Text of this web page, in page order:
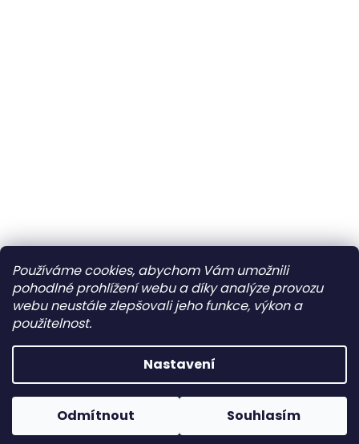
Používáme cookies, abychom Vám umožnili
pohodlné prohlížení webu a díky analýze provozu
webu neustále zlepšovali jeho funkce, výkon a
použitelnost.
Nastavení
Odmítnout Souhlasím
Slevové kódy nelze slučovat, lze použít na jednu